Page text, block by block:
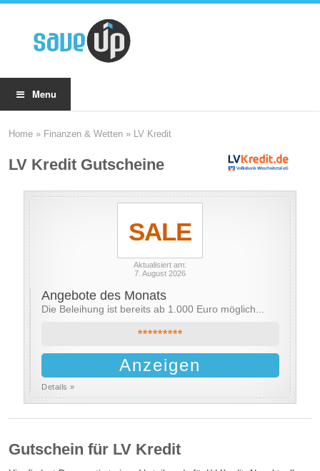
Menu
Home » Finanzen & Wetten » LV Kredit
LV Kredit Gutscheine
SALE
Aktualisiert am:
7. August 2026
Angebote des Monats
Die Beleihung ist bereits ab 1.000 Euro möglich...
*********
Anzeigen
Details »
Gutschein für LV Kredit